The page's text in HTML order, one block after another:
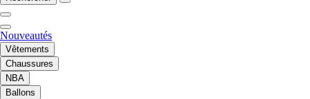
Nouveautés
Vêtements
Chaussures
NBA
Ballons